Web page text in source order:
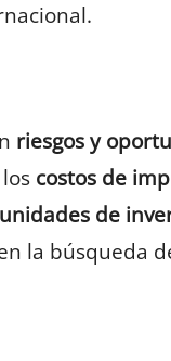
riesgos y
costos de
de
la búsqueda